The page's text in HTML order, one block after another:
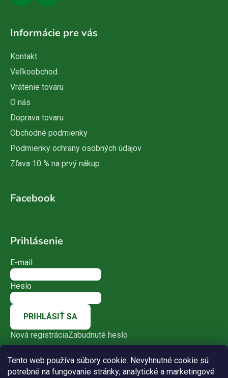
Tento web používa súbory cookie. Nevyhnutné cookie sú
potrebné na fungovanie stránky; analytické a marketingové
Informácie pre vás
Kontakt
Veľkoobchod
Vrátenie tovaru
O nás
Doprava tovaru
Obchodné podmienky
Podmienky ochrany osobných údajov
Zľava 10 % na prvý nákup
Facebook
Prihlásenie
E-mail
Heslo
PRIHLÁSIŤ SA
Nová registráciaZabudnuté heslo